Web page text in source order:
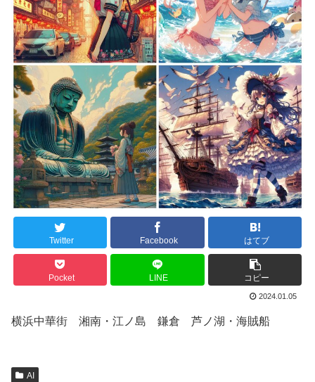
Twitter Facebook はてブ
Pocket LINE コピー
2024.01.05
横浜中華街 湘南・江ノ島 鎌倉 芦ノ湖・海賊船
AI